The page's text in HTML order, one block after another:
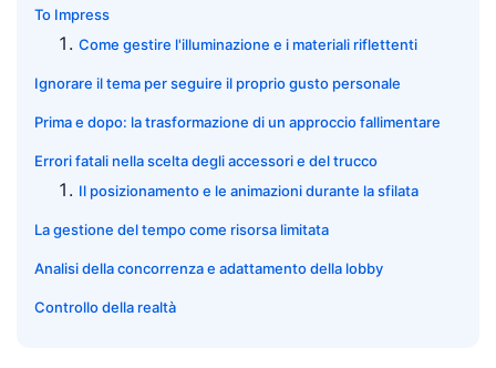
To Impress
Come gestire l'illuminazione e i materiali riflettenti
Ignorare il tema per seguire il proprio gusto personale
Prima e dopo: la trasformazione di un approccio fallimentare
Errori fatali nella scelta degli accessori e del trucco
Il posizionamento e le animazioni durante la sfilata
La gestione del tempo come risorsa limitata
Analisi della concorrenza e adattamento della lobby
Controllo della realtà